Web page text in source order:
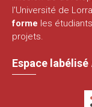
l'Université de
forme les
projets.
Espace labélisé